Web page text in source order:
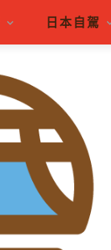
日本自駕